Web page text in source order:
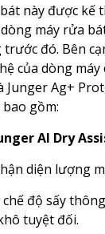
này được kế
máy rửa
đó. Bên
của dòng
Junger Ag+
gồm:
AI Dry
diện lượng
độ sấy
tuyệt đối.